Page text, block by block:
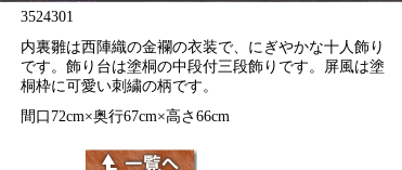
3524301
内裏雛は西陣織の金襴の衣装で、にぎやかな十人飾り
です。飾り台は塗桐の中段付三段飾りです。屏風は塗
桐枠に可愛い刺繍の柄です。
間口72cm×奥行67cm×高さ66cm